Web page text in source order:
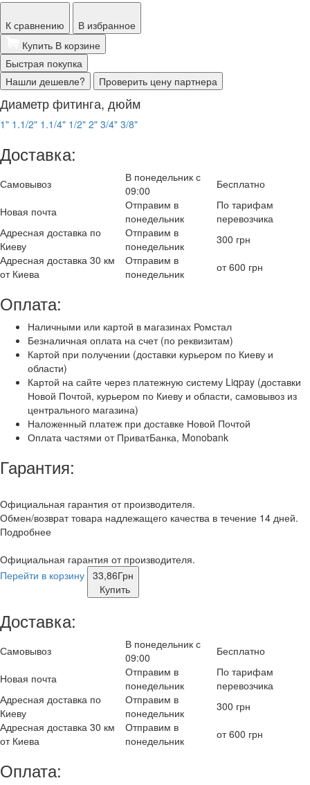
К сравнению
В избранное
Купить В корзине
Быстрая покупка
Нашли дешевле?
Проверить цену партнера
Диаметр фитинга, дюйм
1" 1.1/2" 1.1/4" 1/2" 2" 3/4" 3/8"
Доставка:
Самовывоз
В понедельник с
09:00
Бесплатно
Новая почта
Отправим в
понедельник
По тарифам
перевозчика
Адресная доставка по
Киеву
Отправим в
понедельник
300 грн
Адресная доставка 30 км
от Киева
Отправим в
понедельник
от 600 грн
Оплата:
Наличными или картой в магазинах Ромстал
Безналичная оплата на счет (по реквизитам)
Картой при получении (доставки курьером по Киеву и
области)
Картой на сайте через платежную систему Liqpay (доставки
Новой Почтой, курьером по Киеву и области, самовывоз из
центрального магазина)
Наложенный платеж при доставке Новой Почтой
Оплата частями от ПриватБанка, Monobank
Гарантия:
Официальная гарантия от производителя.
Обмен/возврат товара надлежащего качества в течение 14 дней.
Подробнее
Официальная гарантия от производителя.
Перейти в корзину 33,86Грн
Купить
Доставка:
Самовывоз
В понедельник с
09:00
Бесплатно
Новая почта
Отправим в
понедельник
По тарифам
перевозчика
Адресная доставка по
Киеву
Отправим в
понедельник
300 грн
Адресная доставка 30 км
от Киева
Отправим в
понедельник
от 600 грн
Оплата: